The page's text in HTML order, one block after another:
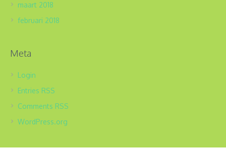
maart 2018
februari 2018
Meta
Login
Entries RSS
Comments RSS
WordPress.org